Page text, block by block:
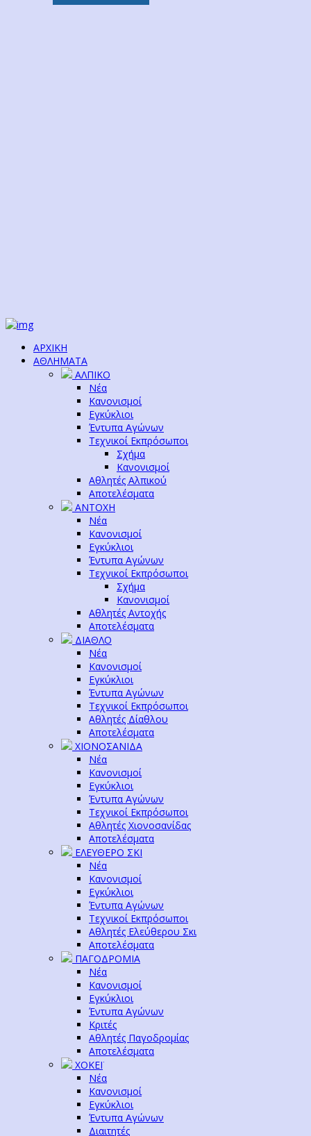
ΑΡΧΙΚΗ
ΑΘΛΗΜΑΤΑ
ΑΛΠΙΚΟ
Νέα
Κανονισμοί
Εγκύκλιοι
Έντυπα Αγώνων
Τεχνικοί Εκπρόσωποι
Σχήμα
Κανονισμοί
Αθλητές Αλπικού
Αποτελέσματα
ΑΝΤΟΧΗ
Νέα
Κανονισμοί
Εγκύκλιοι
Έντυπα Αγώνων
Τεχνικοί Εκπρόσωποι
Σχήμα
Κανονισμοί
Αθλητές Αντοχής
Αποτελέσματα
ΔΙΑΘΛΟ
Νέα
Κανονισμοί
Εγκύκλιοι
Έντυπα Αγώνων
Τεχνικοί Εκπρόσωποι
Αθλητές Δίαθλου
Αποτελέσματα
ΧΙΟΝΟΣΑΝΙΔΑ
Νέα
Κανονισμοί
Εγκύκλιοι
Έντυπα Αγώνων
Τεχνικοί Εκπρόσωποι
Αθλητές Χιονοσανίδας
Αποτελέσματα
ΕΛΕΥΘΕΡΟ ΣΚΙ
Νέα
Κανονισμοί
Εγκύκλιοι
Έντυπα Αγώνων
Τεχνικοί Εκπρόσωποι
Αθλητές Ελεύθερου Σκι
Αποτελέσματα
ΠΑΓΟΔΡΟΜΙΑ
Νέα
Κανονισμοί
Εγκύκλιοι
Έντυπα Αγώνων
Κριτές
Αθλητές Παγοδρομίας
Αποτελέσματα
ΧΟΚΕΪ
Νέα
Κανονισμοί
Εγκύκλιοι
Έντυπα Αγώνων
Διαιτητές